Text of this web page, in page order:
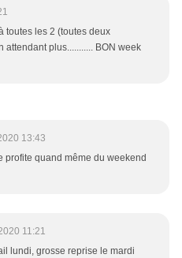
toutes les 2 (toutes deux
attendant plus........... BON week
13:43
profite quand même du weekend
11:21
lundi, grosse reprise le mardi